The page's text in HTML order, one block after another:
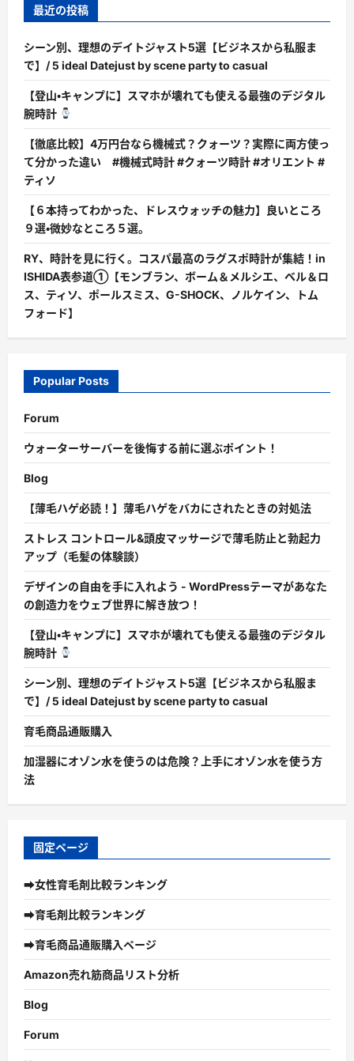
最近の投稿
シーン別、理想のデイトジャスト5選【ビジネスから私服ま
で】/ 5 ideal Datejust by scene party to casual
【登山・キャンプに】スマホが壊れても使える最強のデジタル
腕時計
【徹底比較】4万円台なら機械式？クォーツ？実際に両方使っ
て分かった違い #機械式時計 #クォーツ時計 #オリエント #
ティソ
【６本持ってわかった、ドレスウォッチの魅力】良いところ
９選・微妙なところ５選。
RY、時計を見に行く。コスパ最高のラグスポ時計が集結！in
ISHIDA表参道①【モンブラン、ボーム＆メルシエ、ベル＆ロ
ス、ティソ、ポールスミス、G-SHOCK、ノルケイン、トム
フォード】
Popular Posts
Forum
ウォーターサーバーを後悔する前に選ぶポイント！
Blog
【薄毛ハゲ必読！】薄毛ハゲをバカにされたときの対処法
ストレス コントロール&頭皮マッサージで薄毛防止と勃起力
アップ（毛髪の体験談）
デザインの自由を手に入れよう - WordPressテーマがあなた
の創造力をウェブ世界に解き放つ！
【登山・キャンプに】スマホが壊れても使える最強のデジタル
腕時計
シーン別、理想のデイトジャスト5選【ビジネスから私服ま
で】/ 5 ideal Datejust by scene party to casual
育毛商品通販購入
加湿器にオゾン水を使うのは危険？上手にオゾン水を使う方
法
固定ページ
➡女性育毛剤比較ランキング
➡育毛剤比較ランキング
➡育毛商品通販購入ページ
Amazon売れ筋商品リスト分析
Blog
Forum